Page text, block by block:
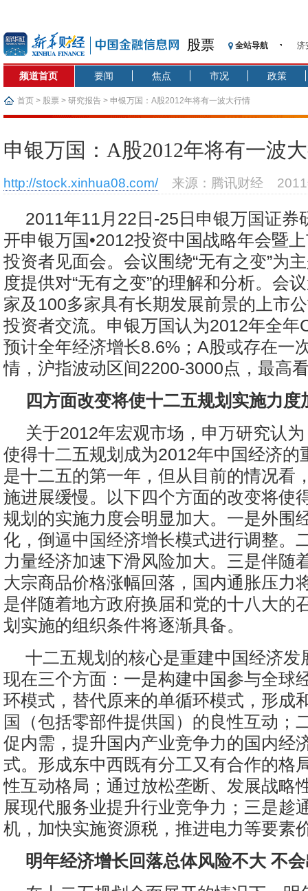
股票 全站导航
济
【
济
在
基
恒
频道首页 要闻 焦点 市况 政策
首页 > 股票 > 研究报告 > 申银万国：A股2012年将有一波大行情
申银万国：A股2012年将有一波
http://stock.xinhua08.com/ 来源：腾讯财经
2011年11月22日-25日申银万国证券
开申银万国•2012投资中国战略年会暨
投资者见面会。会议围绕“无有之变”为
度提供对“无有之变”的理解和分析。会
家及100多家具有长期发展前景的上市
投资者交流。申银万国认为2012年全年
预计全年经济增长8.6%；A股或存在一
情，沪指波动区间2200-3000点，最高
四方面改变将使十二五规划实施力度
关于2012年宏观市场，申万研究认
使得十二五规划成为2012年中国经济的
是十二五的第一年，但从目前的情况看
施进展缓慢。以下四个方面的改变将使
规划的实施力度会明显加大。一是外围
化，倒逼中国经济增长模式进行调整。
力量经济加速下滑风险加大。三是伴随
大宗商品价格涨幅回落，国内通胀压力
是伴随着地方政府换届和党的十八大的
划实施的组织条件将逐渐具备。
十二五规划的核心是重建中国经济发
现在三个方面：一是构建中国参与全球
环模式，替代原来的单循环模式，形成
国（包括零部件提供国）的良性互动；
促内需，提升国内产业竞争力的国内经
式。形成东中西既有分工又有合作的格
性互动格局；通过放松垄断、发展战略
展现代服务业提升行业竞争力；三是趁
机，加快实施资源税，推进电力等要素
明年经济增长回落总体风险不大 不